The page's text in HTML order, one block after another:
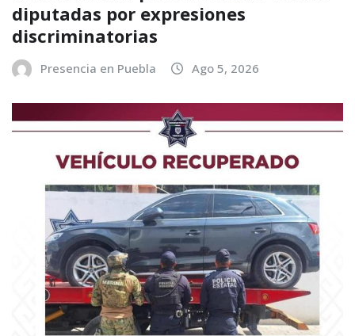
diputadas por expresiones
discriminatorias
Presencia en Puebla Ago 5, 2026